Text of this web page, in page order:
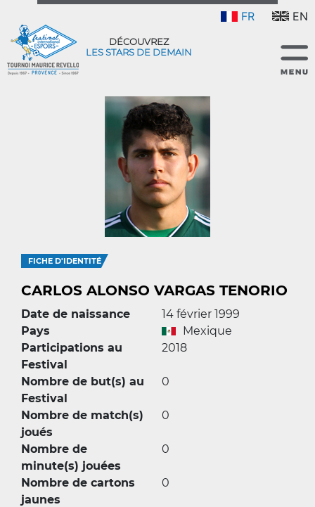
FR EN
DÉCOUVREZ
LES STARS DE DEMAIN
FICHE D'IDENTITÉ
CARLOS ALONSO VARGAS TENORIO
Date de naissance
14 février 1999
Pays
Mexique
Participations au
Festival
2018
Nombre de but(s) au
Festival
0
Nombre de match(s)
joués
0
Nombre de
minute(s) jouées
0
Nombre de cartons
jaunes
0